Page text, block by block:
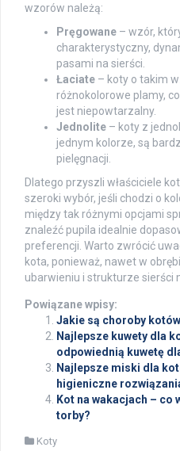
wzorów należą:
Pręgowane – wzór,
charakterystyczny,
pasami na sierści.
Łaciate – koty o takim
różnokolorowe plamy,
jest niepowtarzalny.
Jednolite – koty z
jednym kolorze, są
pielęgnacji.
Dlatego przyszli właściciele
szeroki wybór, jeśli chodzi o
między tak różnymi opcjami
znaleźć pupila idealnie
preferencji. Warto zwrócić
kota, ponieważ, nawet w
ubarwieniu i strukturze sierści
Powiązane wpisy:
Jakie są choroby
Najlepsze kuwety dla
odpowiednią kuwetę
Najlepsze miski dla
higieniczne
Kot na wakacjach – co
torby?
Koty